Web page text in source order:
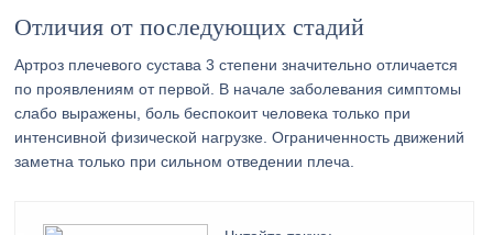
Отличия от последующих стадий
Артроз плечевого сустава 3 степени значительно отличается
по проявлениям от первой. В начале заболевания симптомы
слабо выражены, боль беспокоит человека только при
интенсивной физической нагрузке. Ограниченность движений
заметна только при сильном отведении плеча.